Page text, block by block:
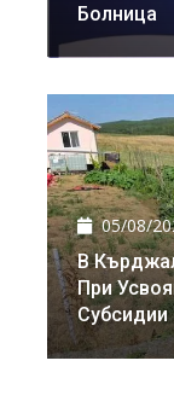
Болница
05/08/
В
При
Субсидии